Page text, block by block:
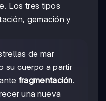
Los tres tipos
gemación y
de mar
su cuerpo a partir
fragmentación.
una nueva